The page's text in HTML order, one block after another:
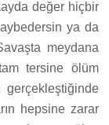
değer hiçbir
ya da
meydana
tersine ölüm
hepsine zarar